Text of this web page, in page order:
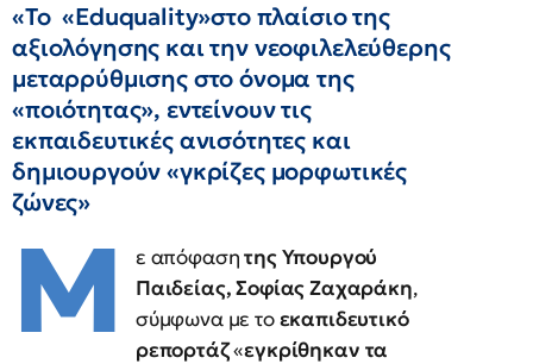
«Το «Eduquality»στο πλαίσιο της
αξιολόγησης και την νεοφιλελεύθερης
μεταρρύθμισης στο όνομα της
«ποιότητας», εντείνουν τις
εκπαιδευτικές ανισότητες και
δημιουργούν «γκρίζες μορφωτικές
ζώνες»
Μ ε απόφασητης Υπουργού
Παιδείας, Σοφίας Ζαχαράκη,
σύμφωνα με τοεκαπιδευτικό
ρεπορτάζ«εγκρίθηκαν τα